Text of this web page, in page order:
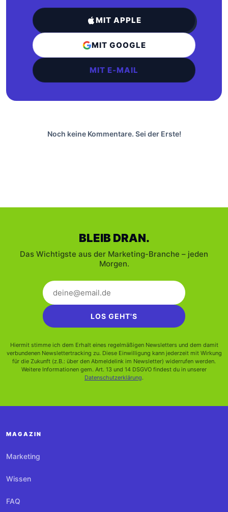
MIT APPLE
MIT GOOGLE
MIT E-MAIL
Noch keine Kommentare. Sei der Erste!
BLEIB DRAN.
Das Wichtigste aus der Marketing-Branche – jeden
Morgen.
LOS GEHT'S
Hiermit stimme ich dem Erhalt eines regelmäßigen Newsletters und dem damit
verbundenen Newslettertracking zu. Diese Einwilligung kann jederzeit mit Wirkung
für die Zukunft (z.B.: über den Abmeldelink im Newsletter) widerrufen werden.
Weitere Informationen gem. Art. 13 und 14 DSGVO findest du in unserer
Datenschutzerklärung.
MAGAZIN
Marketing
Wissen
FAQ